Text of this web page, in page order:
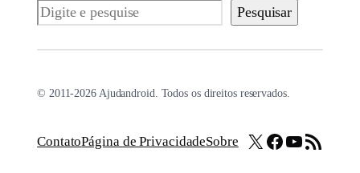
Pesquisar Pesquisar
© 2011-2026 Ajudandroid. Todos os direitos reservados.
ContatoPágina de PrivacidadeSobre X Facebook
Youtube
Feed RSS